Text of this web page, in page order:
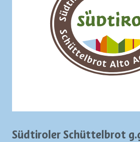
Südtiroler Schüttelbrot